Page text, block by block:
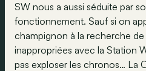
SW nous a aussi séduite par
fonctionnement. Sauf si on
champignon à la recherche
inappropriées avec la Station
pas exploser les chronos… La